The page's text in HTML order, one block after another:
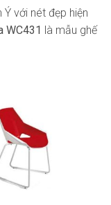
với nét đẹp hiện
WC431 là mẫu ghế